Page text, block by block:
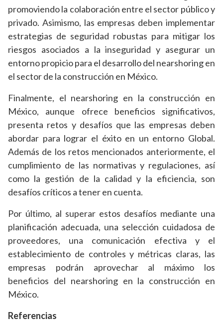
promoviendo la colaboración entre el sector público y
privado. Asimismo, las empresas deben implementar
estrategias de seguridad robustas para mitigar los
riesgos asociados a la inseguridad y asegurar un
entorno propicio para el desarrollo del nearshoring en
el sector de la construcción en México.
Finalmente, el nearshoring en la construcción en
México, aunque ofrece beneficios significativos,
presenta retos y desafíos que las empresas deben
abordar para lograr el éxito en un entorno Global.
Además de los retos mencionados anteriormente, el
cumplimiento de las normativas y regulaciones, así
como la gestión de la calidad y la eficiencia, son
desafíos críticos a tener en cuenta.
Por último, al superar estos desafíos mediante una
planificación adecuada, una selección cuidadosa de
proveedores, una comunicación efectiva y el
establecimiento de controles y métricas claras, las
empresas podrán aprovechar al máximo los
beneficios del nearshoring en la construcción en
México.
Referencias